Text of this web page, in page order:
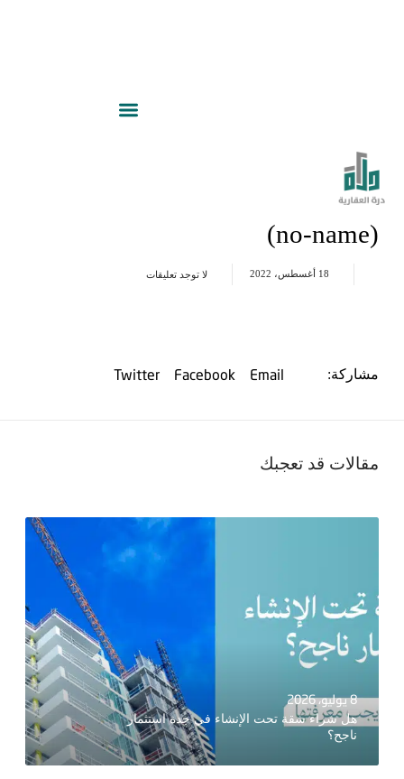
(no-name)
18 أغسطس، 2022 لا توجد تعليقات
مشاركة: Email
Facebook
Twitter
مقالات قد تعجبك
8 يوليو، 2026
هل شراء شقة تحت الإنشاء في جدة استثمار
ناجح؟